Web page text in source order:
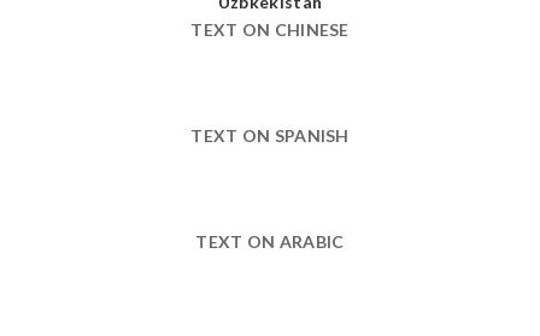
TEXT ON CHINESE
TEXT ON SPANISH
TEXT ON ARABIC